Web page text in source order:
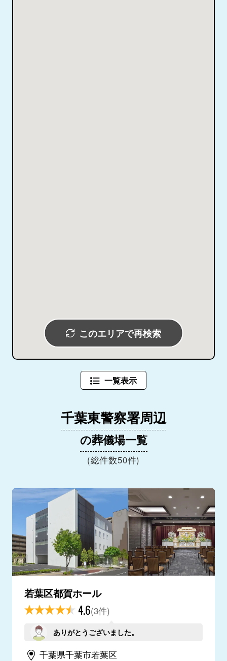
このエリアで再検索
一覧表示
千葉東警察署周辺
の葬儀場一覧
(総件数50件)
若葉区都賀ホール
4.6(3件)
ありがとうございました。
千葉県千葉市若葉区